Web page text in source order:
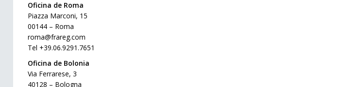
Oficina de Roma
Piazza Marconi, 15
00144 – Roma
roma@frareg.com
Tel +39.06.9291.7651
Oficina de Bolonia
Via Ferrarese, 3
40128 – Bologna